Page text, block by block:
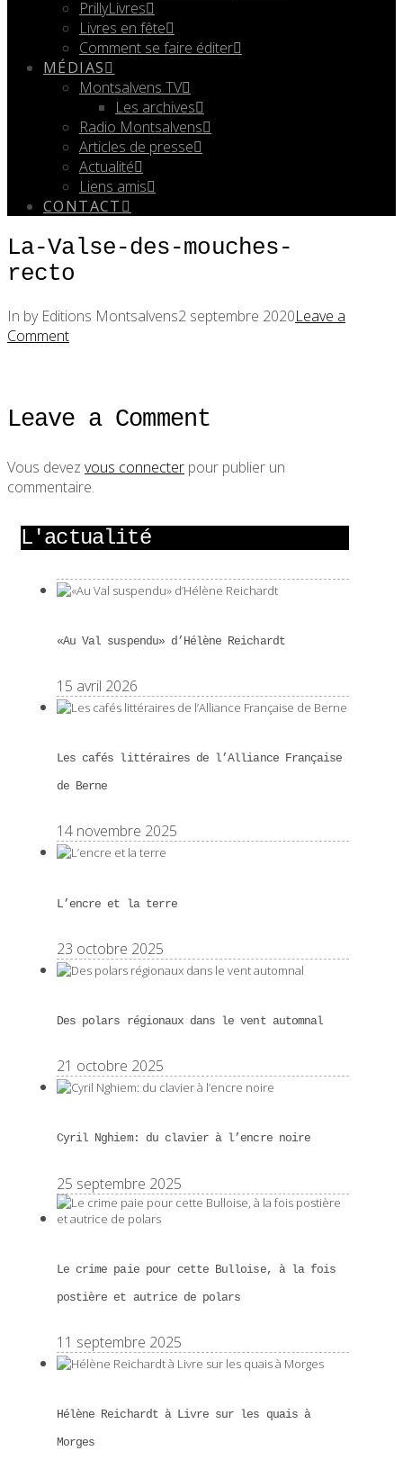
PrillyLivres
Livres en fête
Comment se faire éditer
MÉDIAS
Montsalvens TV
Les archives
Radio Montsalvens
Articles de presse
Actualité
Liens amis
CONTACT
La-Valse-des-mouches-
recto
In by Editions Montsalvens2 septembre 2020Leave a
Comment
Leave a Comment
Vous devez vous connecter pour publier un
commentaire.
L'actualité
«Au Val suspendu» d’Hélène Reichardt
15 avril 2026
Les cafés littéraires de l’Alliance Française
de Berne
14 novembre 2025
L’encre et la terre
23 octobre 2025
Des polars régionaux dans le vent automnal
21 octobre 2025
Cyril Nghiem: du clavier à l’encre noire
25 septembre 2025
Le crime paie pour cette Bulloise, à la fois
postière et autrice de polars
11 septembre 2025
Hélène Reichardt à Livre sur les quais à
Morges